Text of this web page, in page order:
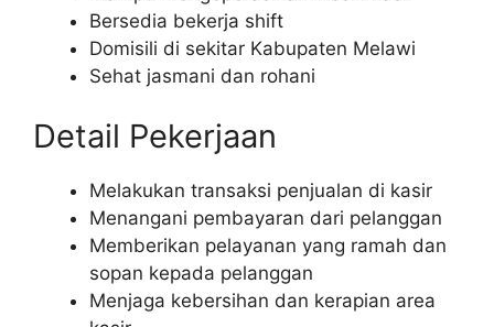
Bersedia bekerja shift
Domisili di sekitar Kabupaten Melawi
Sehat jasmani dan rohani
Detail Pekerjaan
Melakukan transaksi penjualan di kasir
Menangani pembayaran dari pelanggan
Memberikan pelayanan yang ramah dan
sopan kepada pelanggan
Menjaga kebersihan dan kerapian area